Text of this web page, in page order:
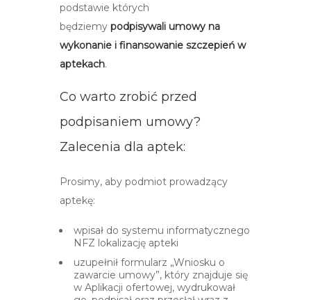
podstawie których
będziemy podpisywali umowy na
wykonanie i finansowanie szczepień w
aptekach.
Co warto zrobić przed
podpisaniem umowy?
Zalecenia dla aptek:
Prosimy, aby podmiot prowadzący
aptekę:
wpisał do systemu informatycznego
NFZ lokalizację apteki
uzupełnił formularz „Wniosku o
zawarcie umowy”, który znajduje się
w Aplikacji ofertowej, wydrukował